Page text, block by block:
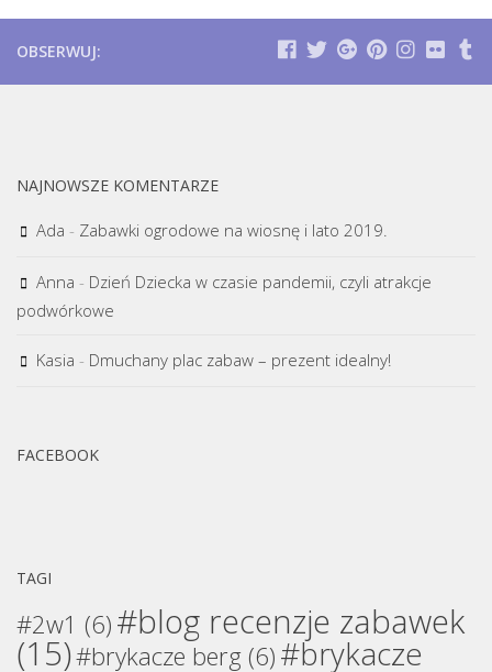
OBSERWUJ:
NAJNOWSZE KOMENTARZE
Ada - Zabawki ogrodowe na wiosnę i lato 2019.
Anna - Dzień Dziecka w czasie pandemii, czyli atrakcje
podwórkowe
Kasia - Dmuchany plac zabaw – prezent idealny!
FACEBOOK
TAGI
#2w1 (6) #blog recenzje zabawek
(15)#brykacze berg (6) #brykacze